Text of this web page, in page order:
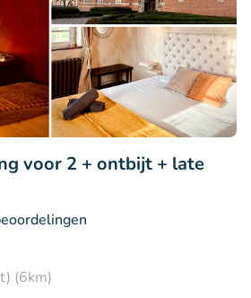
voor 2 + ontbijt + late
(6km)